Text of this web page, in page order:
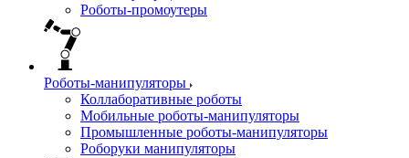
Роботы-промоутеры
Роботы-манипуляторы
Коллаборативные роботы
Мобильные роботы-манипуляторы
Промышленные роботы-манипуляторы
Роборуки манипуляторы